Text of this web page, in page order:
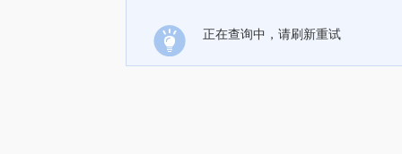
正在查询中，请刷新重试